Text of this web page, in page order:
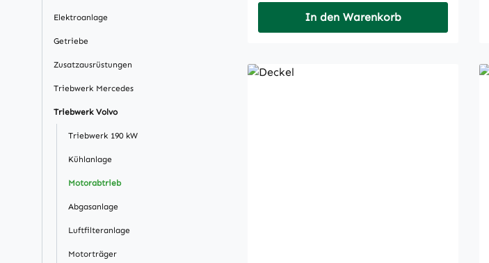
Elektroanlage
Getriebe
Zusatzausrüstungen
Triebwerk Mercedes
Triebwerk Volvo
Triebwerk 190 kW
Kühlanlage
Motorabtrieb
Abgasanlage
Luftfilteranlage
Motorträger
In den Warenkorb